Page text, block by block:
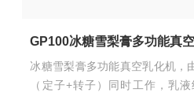
GP100冰糖雪梨膏多功能真
冰糖雪梨膏多功能真空乳化机，
（定子+转子）同时工作，乳